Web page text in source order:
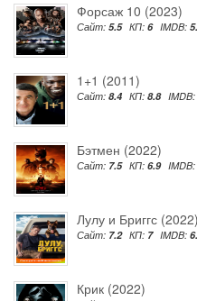
Форсаж 10 (2023)
Сайт: 5.5 КП: 6 IMDB:
1+1 (2011)
Сайт: 8.4 КП: 8.8 IMDB:
Бэтмен (2022)
Сайт: 7.5 КП: 6.9 IMDB:
Лулу и Бриггс (2022)
Сайт: 7.2 КП: 7 IMDB:
Крик (2022)